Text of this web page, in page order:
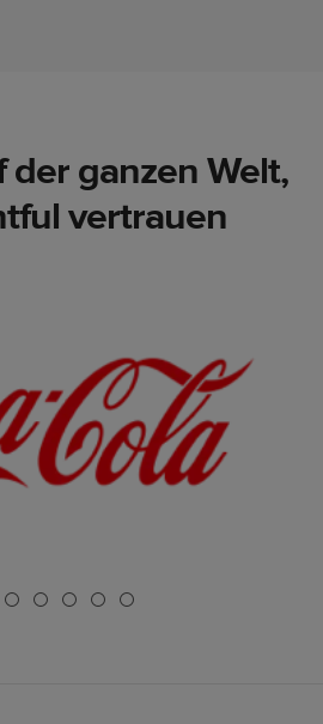
der ganzen Welt,
vertrauen